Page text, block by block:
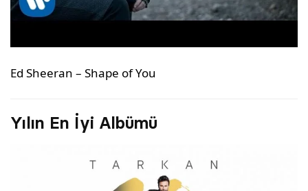
Ed Sheeran – Shape of You
Yılın En İyi Albümü